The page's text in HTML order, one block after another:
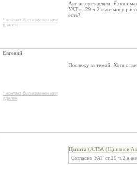
* контакт был изменен или
удален
Акт не составляли. Я
УАТ ст.29 ч.2 я же могу
есть?
Евгений
* контакт был изменен или
удален
Послежу за темой. Хотя
Цитата (АЛВА (Щипанов
Согласно УАТ ст.29 ч.2 я